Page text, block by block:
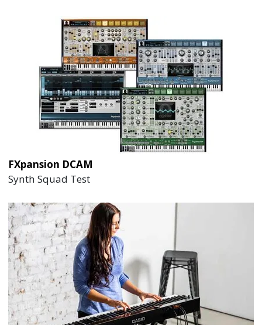
FXpansion DCAM
Synth Squad Test